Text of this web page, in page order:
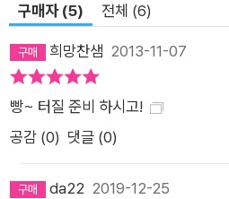
구매자 (5) 전체 (6)
희망찬샘 2013-11-07
빵~ 터질 준비 하시고!
공감 (0) 댓글 (0)
da22 2019-12-25